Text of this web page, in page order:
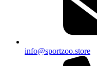
info@sportzoo.store